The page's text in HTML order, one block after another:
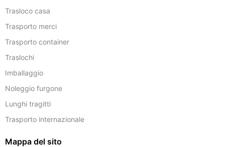
Trasloco casa
Trasporto merci
Trasporto container
Traslochi
Imballaggio
Noleggio furgone
Lunghi tragitti
Trasporto internazionale
Mappa del sito